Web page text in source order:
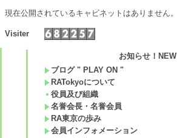
現在公開されているキャビネットはありません。
Visiter
お知らせ！NEW
ブログ " PLAY ON "
RATokyoについて
役員及び組織
名誉会長・名誉会員
RA東京の歩み
会員インフォメーション